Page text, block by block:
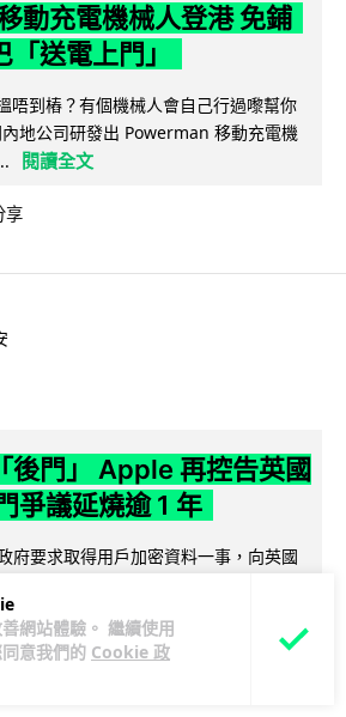
網站體驗。 繼續使用
意我們的 Cookie 政
動充電機械人登港 免鋪
送電上門」
唔到樁？有個機械人會自己行過嚟幫你
地公司研發出 Powerman 移動充電機
閱讀全文
享
後門」 Apple 再控告英國
爭議延燒逾 1 年
府要求取得用戶加密資料一事，向英國
分享